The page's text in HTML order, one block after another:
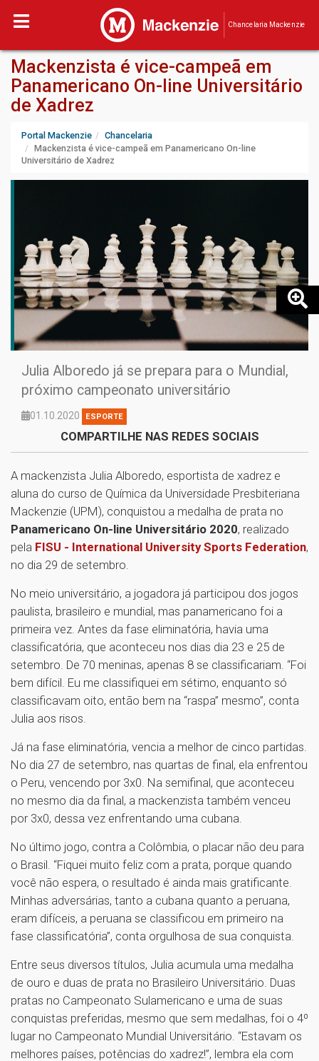
Chancelaria Mackenzie
Mackenzista é vice-campeã em
Panamericano On-line Universitário
de Xadrez
Portal Mackenzie
Chancelaria
Mackenzista é vice-campeã em Panamericano On-line
Universitário de Xadrez
Julia Alboredo já se prepara para o Mundial,
próximo campeonato universitário
01.10.2020 ESPORTE
COMPARTILHE NAS REDES SOCIAIS
A mackenzista Julia Alboredo, esportista de xadrez e
aluna do curso de Química da Universidade Presbiteriana
Mackenzie (UPM), conquistou a medalha de prata no
Panamericano On-line Universitário 2020, realizado
pela FISU - International University Sports Federation,
no dia 29 de setembro.
No meio universitário, a jogadora já participou dos jogos
paulista, brasileiro e mundial, mas panamericano foi a
primeira vez. Antes da fase eliminatória, havia uma
classificatória, que aconteceu nos dias dia 23 e 25 de
setembro. De 70 meninas, apenas 8 se classificariam. “Foi
bem difícil. Eu me classifiquei em sétimo, enquanto só
classificavam oito, então bem na “raspa” mesmo”, conta
Julia aos risos.
Já na fase eliminatória, vencia a melhor de cinco partidas.
No dia 27 de setembro, nas quartas de final, ela enfrentou
o Peru, vencendo por 3x0. Na semifinal, que aconteceu
no mesmo dia da final, a mackenzista também venceu
por 3x0, dessa vez enfrentando uma cubana.
No último jogo, contra a Colômbia, o placar não deu para
o Brasil. “Fiquei muito feliz com a prata, porque quando
você não espera, o resultado é ainda mais gratificante.
Minhas adversárias, tanto a cubana quanto a peruana,
eram difíceis, a peruana se classificou em primeiro na
fase classificatória”, conta orgulhosa de sua conquista.
Entre seus diversos títulos, Julia acumula uma medalha
de ouro e duas de prata no Brasileiro Universitário. Duas
pratas no Campeonato Sulamericano e uma de suas
conquistas preferidas, mesmo que sem medalhas, foi o 4º
lugar no Campeonato Mundial Universitário. “Estavam os
melhores países, potências do xadrez!”, lembra ela com